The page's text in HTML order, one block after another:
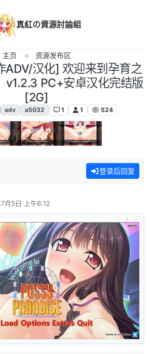
真紅の資源討論組
主页 资源发布区
汉化] 欢迎来到孕育之
v1.2.3 PC+安卓汉化完结版
[2G]
adv a5032 1 1 524
登录后回复
月5日 上午6:12